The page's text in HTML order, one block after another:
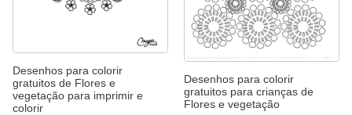
Desenhos para colorir
gratuitos de Flores e
vegetação para imprimir e
colorir
Desenhos para colorir
gratuitos para crianças de
Flores e vegetação